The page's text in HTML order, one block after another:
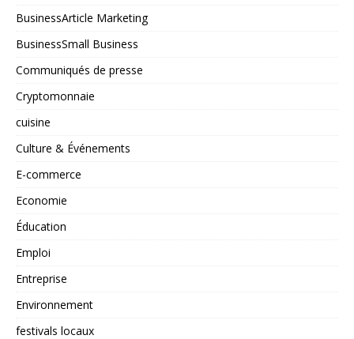
BusinessArticle Marketing
BusinessSmall Business
Communiqués de presse
Cryptomonnaie
cuisine
Culture & Événements
E-commerce
Economie
Éducation
Emploi
Entreprise
Environnement
festivals locaux